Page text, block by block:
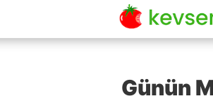
Günün